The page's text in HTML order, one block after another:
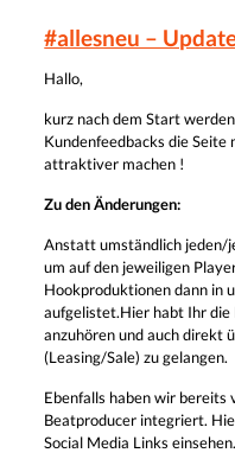
#allesneu –
Hallo,
kurz nach dem Start
Kundenfeedbacks die Seite
attraktiver machen !
Zu den Änderungen:
Anstatt umständlich jeden/
um auf den jeweiligen
Hookproduktionen dann in
aufgelistet.Hier habt Ihr
anzuhören und auch direkt
(Leasing/Sale) zu gelangen.
Ebenfalls haben wir bereits
Beatproducer integriert.
Social Media Links einsehen.